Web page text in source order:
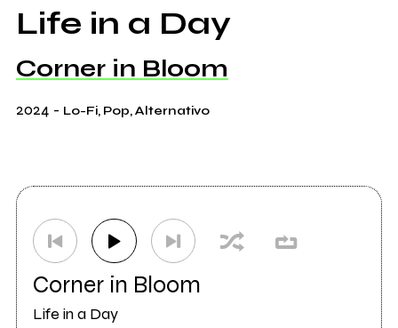
Life in a Day
Corner in Bloom
2024 - Lo-Fi, Pop, Alternativo
Corner in Bloom
Life in a Day